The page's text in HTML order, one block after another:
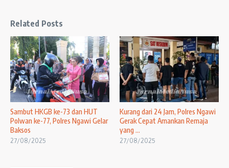
Related Posts
Sambut HKGB ke-73 dan HUT
Polwan ke-77, Polres Ngawi Gelar
Baksos
27/08/2025
Kurang dari 24 Jam, Polres Ngawi
Gerak Cepat Amankan Remaja
yang ...
27/08/2025